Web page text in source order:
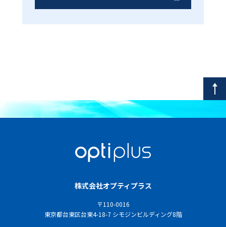
株式会社オプティプラス
〒110-0016
東京都台東区台東4-18-7 シモジンビルディング8階